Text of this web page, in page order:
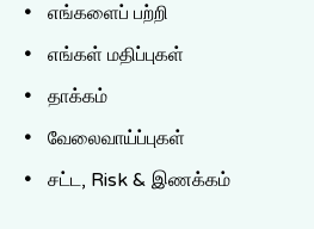
எங்களைப் பற்றி
எங்கள் மதிப்புகள்
தாக்கம்
வேலைவாய்ப்புகள்
சட்ட, Risk & இணக்கம்